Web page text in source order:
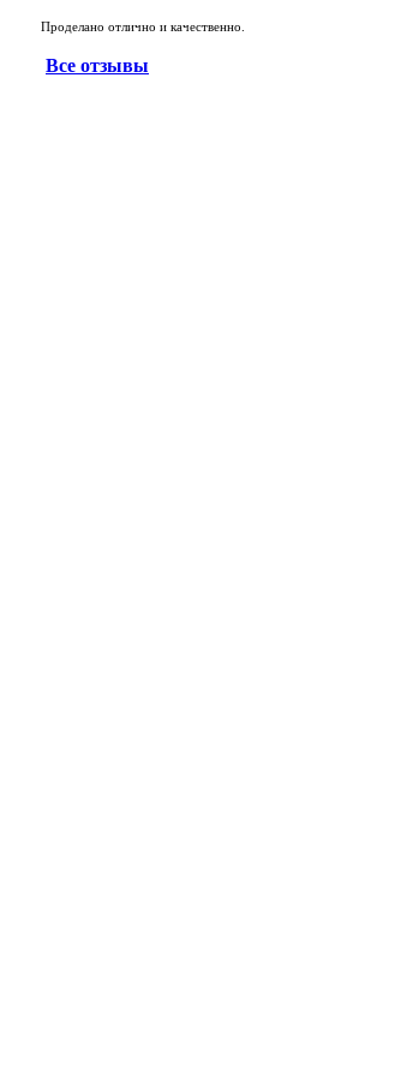
Проделано отлично и качественно.
Все отзывы